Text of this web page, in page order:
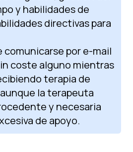
y habilidades de
directivas para
comunicarse por e-mail
coste alguno mientras
terapia de
la terapeuta
y necesaria
de apoyo.